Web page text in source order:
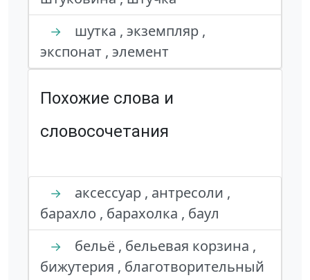
→
шутка , экземпляр ,
экспонат , элемент
Похожие слова и
словосочетания
→
аксессуар , антресоли ,
барахло , барахолка , баул
→
бельё , бельевая корзина ,
бижутерия , благотворительный